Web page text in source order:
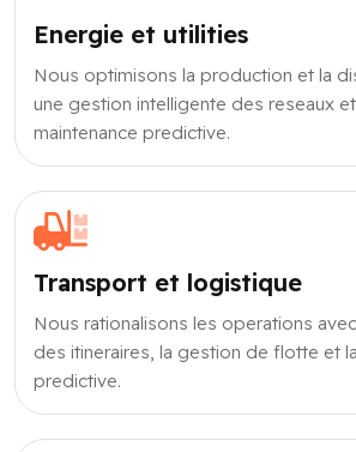
Energie et utilities
Nous optimisons la production et la
une gestion intelligente des reseaux
maintenance predictive.
Transport et logistique
Nous rationalisons les operations
des itineraires, la gestion de flotte et
predictive.